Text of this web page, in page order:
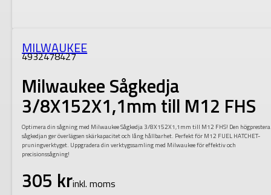
MILWAUKEE
4932478427
Milwaukee Sågkedja
3/8X152X1,1mm till M12 FHS
Optimera din sågning med Milwaukee Sågkedja 3/8X152X1,1mm till M12 FHS! Den
sågkedjan ger överlägsen skärkapacitet och lång hållbarhet. Perfekt för M12 FUEL HATCHET-
pruningverktyget. Uppgradera din verktygssamling med Milwaukee för effektiv och
precisionssågning!
305 krinkl. moms